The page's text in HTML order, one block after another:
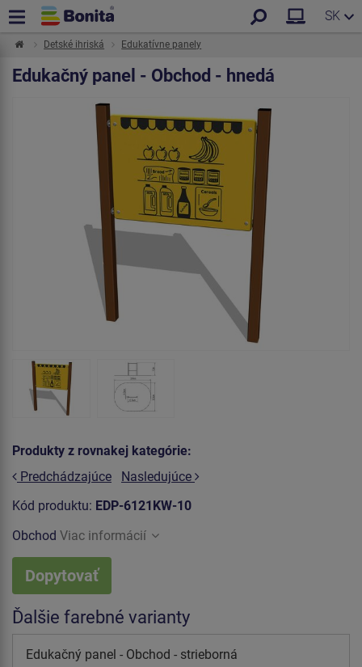
SK
Detské ihriská Edukatívne panely
Edukačný panel - Obchod - hnedá
Produkty z rovnakej kategórie:
Predchádzajúce
Nasledujúce
Kód produktu: EDP-6121KW-10
Obchod Viac informácií
Dopytovať
Ďalšie farebné varianty
Edukačný panel - Obchod - strieborná